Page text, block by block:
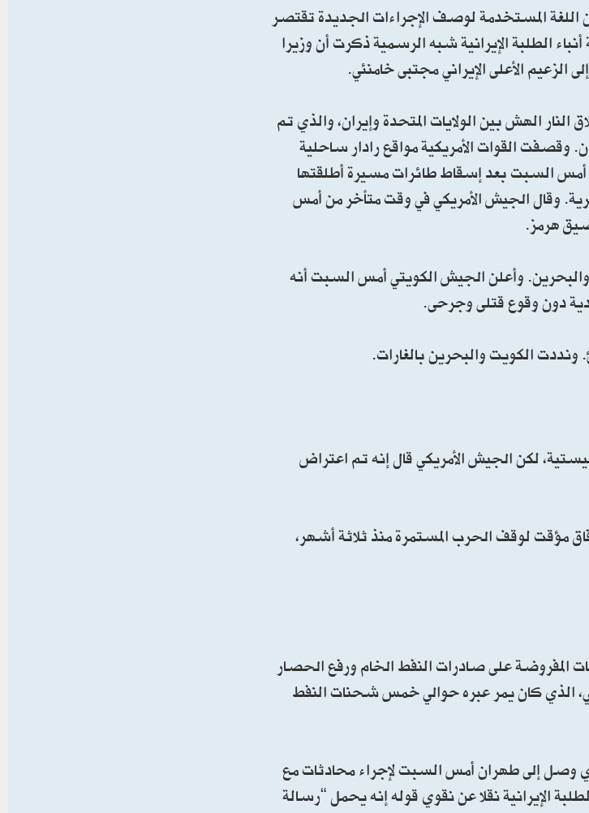
المستخدمة لوصف الإجراءات الجديدة تقتصر
الطلبة الإيرانية شبه الرسمية ذكرت أن وزيرا
الأعلى الإيراني مجتبى خامنئي.
الهش بين الولايات المتحدة وإيران، والذي تم
وقصفت القوات الأمريكية مواقع رادار ساحلية
السبت بعد إسقاط طائرات مسيرة أطلقتها
وقال الجيش الأمريكي في وقت متأخر من أمس
هرمز.
والبحرين. وأعلن الجيش الكويتي أمس السبت أنه
دون وقوع قتلى وجرحى.
الكويت والبحرين بالغارات.
لكن الجيش الأمريكي قال إنه تم اعتراض
مؤقت لوقف الحرب المستمرة منذ ثلاثة أشهر،
المفروضة على صادرات النفط الخام ورفع الحصار
الذي كان يمر عبره حوالي خمس شحنات النفط
وصل إلى ‌طهران أمس السبت لإجراء محادثات مع
الإيرانية نقلا عن نقوي قوله إنه يحمل “رسالة